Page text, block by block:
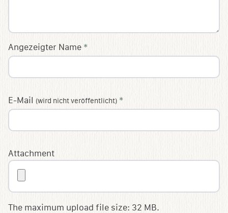
Angezeigter Name *
E-Mail (wird nicht veröffentlicht) *
Attachment
The maximum upload file size: 32 MB.